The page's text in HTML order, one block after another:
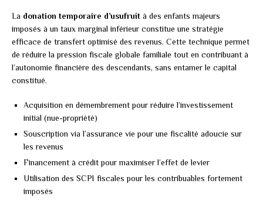
La donation temporaire d’usufruit à des enfants majeurs
imposés à un taux marginal inférieur constitue une stratégie
efficace de transfert optimisé des revenus. Cette technique permet
de réduire la pression fiscale globale familiale tout en contribuant à
l’autonomie financière des descendants, sans entamer le capital
constitué.
Acquisition en démembrement pour réduire l’investissement
initial (nue-propriété)
Souscription via l’assurance vie pour une fiscalité adoucie sur
les revenus
Financement à crédit pour maximiser l’effet de levier
Utilisation des SCPI fiscales pour les contribuables fortement
imposés